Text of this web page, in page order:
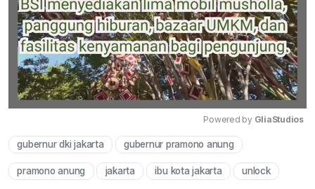
Powered by GliaStudios
gubernur dki jakarta gubernur pramono anung
pramono anung jakarta ibu kota jakarta unlock